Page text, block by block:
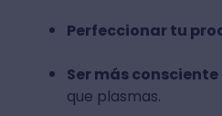
Perfeccionar tu
Ser más consciente
que plasmas.